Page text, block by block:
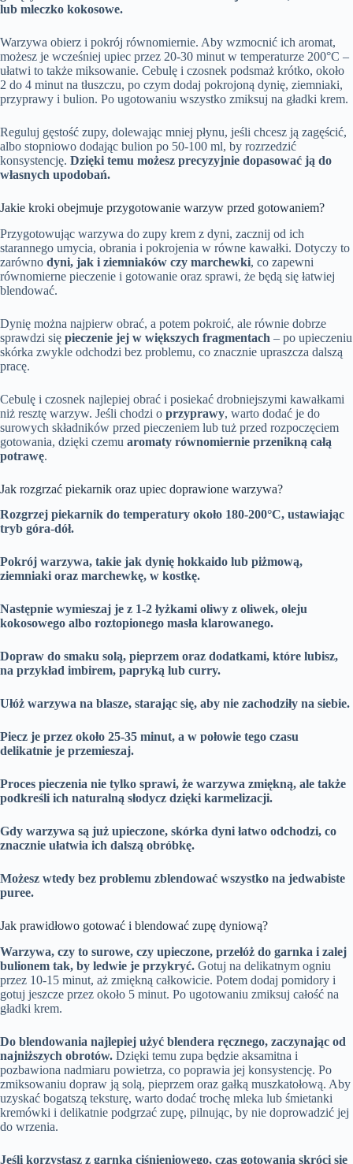
lub mleczko kokosowe.
Warzywa obierz i pokrój równomiernie. Aby wzmocnić ich aromat,
możesz je wcześniej upiec przez 20-30 minut w temperaturze 200°C –
ułatwi to także miksowanie. Cebulę i czosnek podsmaż krótko, około
2 do 4 minut na tłuszczu, po czym dodaj pokrojoną dynię, ziemniaki,
przyprawy i bulion. Po ugotowaniu wszystko zmiksuj na gładki krem.
Reguluj gęstość zupy, dolewając mniej płynu, jeśli chcesz ją zagęścić,
albo stopniowo dodając bulion po 50-100 ml, by rozrzedzić
konsystencję. Dzięki temu możesz precyzyjnie dopasować ją do
własnych upodobań.
Jakie kroki obejmuje przygotowanie warzyw przed gotowaniem?
Przygotowując warzywa do zupy krem z dyni, zacznij od ich
starannego umycia, obrania i pokrojenia w równe kawałki. Dotyczy to
zarówno dyni, jak i ziemniaków czy marchewki, co zapewni
równomierne pieczenie i gotowanie oraz sprawi, że będą się łatwiej
blendować.
Dynię można najpierw obrać, a potem pokroić, ale równie dobrze
sprawdzi się pieczenie jej w większych fragmentach – po upieczeniu
skórka zwykle odchodzi bez problemu, co znacznie upraszcza dalszą
pracę.
Cebulę i czosnek najlepiej obrać i posiekać drobniejszymi kawałkami
niż resztę warzyw. Jeśli chodzi o przyprawy, warto dodać je do
surowych składników przed pieczeniem lub tuż przed rozpoczęciem
gotowania, dzięki czemu aromaty równomiernie przenikną całą
potrawę.
Jak rozgrzać piekarnik oraz upiec doprawione warzywa?
Rozgrzej piekarnik do temperatury około 180-200°C, ustawiając
tryb góra-dół.
Pokrój warzywa, takie jak dynię hokkaido lub piżmową,
ziemniaki oraz marchewkę, w kostkę.
Następnie wymieszaj je z 1-2 łyżkami oliwy z oliwek, oleju
kokosowego albo roztopionego masła klarowanego.
Dopraw do smaku solą, pieprzem oraz dodatkami, które lubisz,
na przykład imbirem, papryką lub curry.
Ułóż warzywa na blasze, starając się, aby nie zachodziły na siebie.
Piecz je przez około 25-35 minut, a w połowie tego czasu
delikatnie je przemieszaj.
Proces pieczenia nie tylko sprawi, że warzywa zmiękną, ale także
podkreśli ich naturalną słodycz dzięki karmelizacji.
Gdy warzywa są już upieczone, skórka dyni łatwo odchodzi, co
znacznie ułatwia ich dalszą obróbkę.
Możesz wtedy bez problemu zblendować wszystko na jedwabiste
puree.
Jak prawidłowo gotować i blendować zupę dyniową?
Warzywa, czy to surowe, czy upieczone, przełóż do garnka i zalej
bulionem tak, by ledwie je przykryć. Gotuj na delikatnym ogniu
przez 10-15 minut, aż zmiękną całkowicie. Potem dodaj pomidory i
gotuj jeszcze przez około 5 minut. Po ugotowaniu zmiksuj całość na
gładki krem.
Do blendowania najlepiej użyć blendera ręcznego, zaczynając od
najniższych obrotów. Dzięki temu zupa będzie aksamitna i
pozbawiona nadmiaru powietrza, co poprawia jej konsystencję. Po
zmiksowaniu dopraw ją solą, pieprzem oraz gałką muszkatołową. Aby
uzyskać bogatszą teksturę, warto dodać trochę mleka lub śmietanki
kremówki i delikatnie podgrzać zupę, pilnując, by nie doprowadzić jej
do wrzenia.
Jeśli korzystasz z garnka ciśnieniowego, czas gotowania skróci się